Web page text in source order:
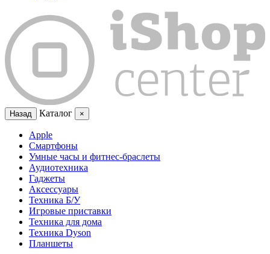
Назад Каталог ×
Apple
Смартфоны
Умные часы и фитнес-браслеты
Аудиотехника
Гаджеты
Аксессуары
Техника Б/У
Игровые приставки
Техника для дома
Техника Dyson
Планшеты